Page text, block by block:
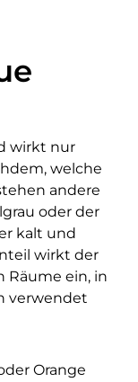
wirkt nur
welche
andere
oder der
kalt und
wirkt der
Räume ein, in
verwendet
Orange